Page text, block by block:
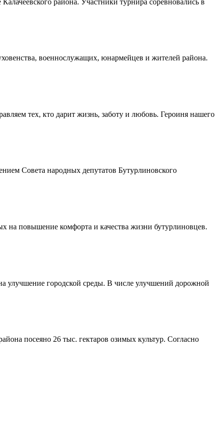
военнослужащих, юнармейцев и жителей района.
тех, кто дарит жизнь, заботу и любовь. Героиня нашего
Совета народных депутатов Бутурлиновского
на повышение комфорта и качества жизни бутурлиновцев.
улучшение городской среды. В числе улучшений дорожной
посеяно 26 тыс. гектаров озимых культур. Согласно